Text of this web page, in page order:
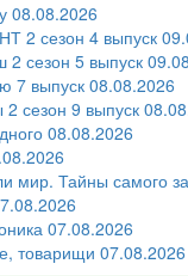
08.08.2026
2 сезон 4 выпуск
2 сезон 5 выпуск
7 выпуск 08.08.2026
2 сезон 9 выпуск
08.08.2026
мир. Тайны самого
07.08.2026
товарищи 07.08.2026